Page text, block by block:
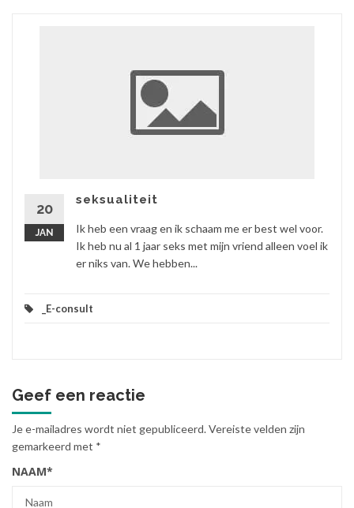
20
JAN
seksualiteit
Ik heb een vraag en ik schaam me er best wel voor.
Ik heb nu al 1 jaar seks met mijn vriend alleen voel ik
er niks van. We hebben...
_E-consult
Geef een reactie
Je e-mailadres wordt niet gepubliceerd.Vereiste velden zijn
gemarkeerd met *
NAAM*